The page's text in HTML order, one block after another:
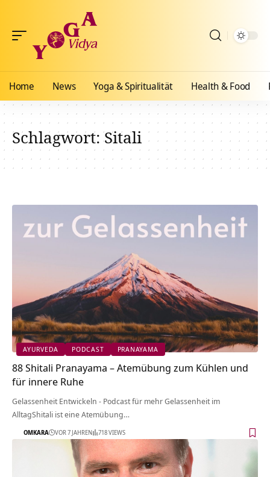
Home News Yoga & Spiritualität Health & Food
Schlagwort:Sitali
AYURVEDA PODCAST PRANAYAMA
88 Shitali Pranayama – Atemübung zum Kühlen und
für innere Ruhe
Gelassenheit Entwickeln - Podcast für mehr Gelassenheit im
AlltagShitali ist eine Atemübung…
OMKARA VOR 7 JAHREN 718 VIEWS